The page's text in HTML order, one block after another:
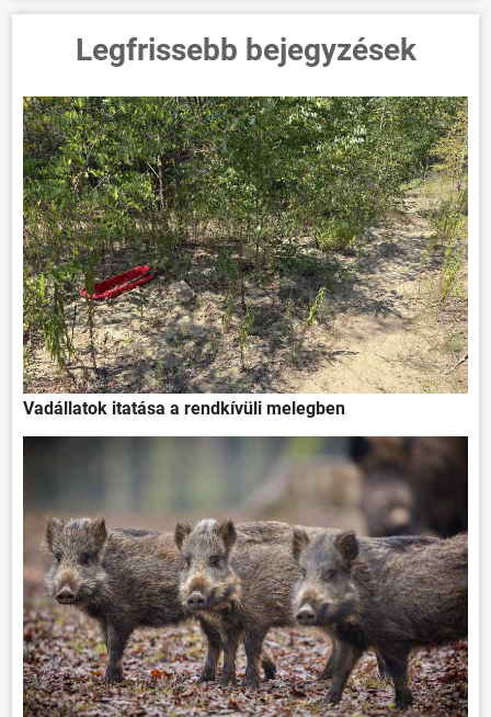
Legfrissebb bejegyzések
Vadállatok itatása a rendkívüli melegben